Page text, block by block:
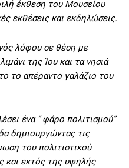
έκθεση του Μουσείου
εκθέσεις και εκδηλώσεις.
λόφου σε θέση με
της Ίου και τα νησιά
το απέραντο γαλάζιο του
ένα “ φάρο πολιτισμού”
δημιουργώντας τις
του πολιτιστικού
και εκτός της υψηλής